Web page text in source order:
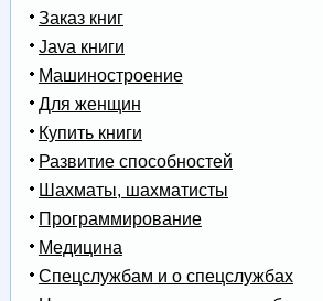
Заказ книг
Java книги
Машиностроение
Для женщин
Купить книги
Развитие способностей
Шахматы, шахматисты
Программирование
Медицина
Спецслужбам и о спецслужбах